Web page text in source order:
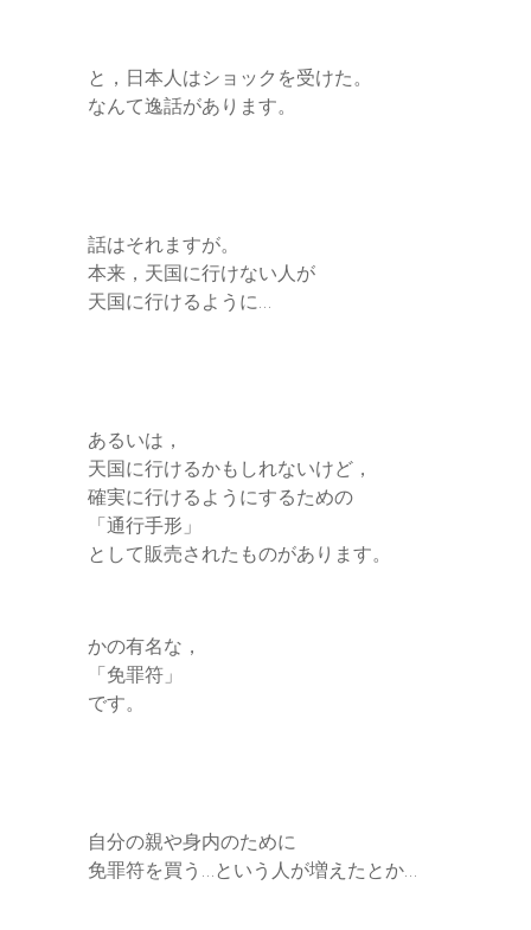
と，日本人はショックを受けた。
なんて逸話があります。
話はそれますが。
本来，天国に行けない人が
天国に行けるように…
あるいは，
天国に行けるかもしれないけど，
確実に行けるようにするための
「通行手形」
として販売されたものがあります。
かの有名な，
「免罪符」
です。
自分の親や身内のために
免罪符を買う…という人が増えたとか…